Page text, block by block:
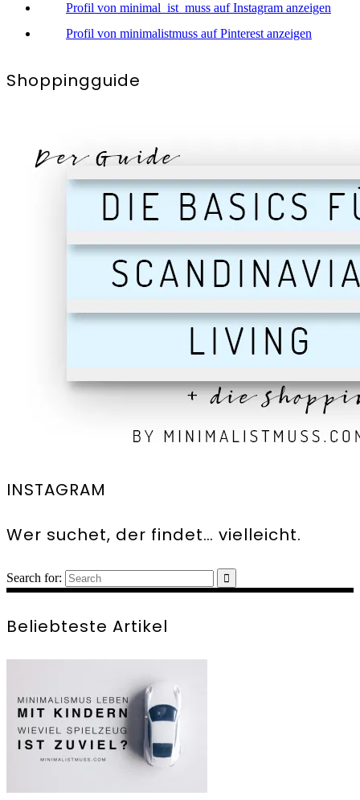
Profil von minimal_ist_muss auf Instagram anzeigen
Profil von minimalistmuss auf Pinterest anzeigen
Shoppingguide
INSTAGRAM
Wer suchet, der findet… vielleicht.
Search for:
Beliebteste Artikel